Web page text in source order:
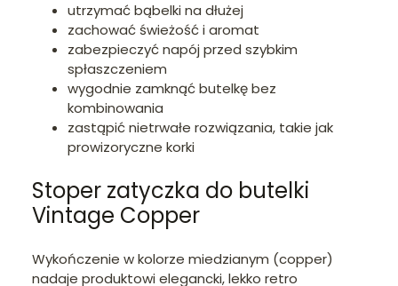
utrzymać bąbelki na dłużej
zachować świeżość i aromat
zabezpieczyć napój przed szybkim
spłaszczeniem
wygodnie zamknąć butelkę bez
kombinowania
zastąpić nietrwałe rozwiązania, takie jak
prowizoryczne korki
Stoper zatyczka do butelki
Vintage Copper
Wykończenie w kolorze miedzianym (copper)
nadaje produktowi elegancki, lekko retro